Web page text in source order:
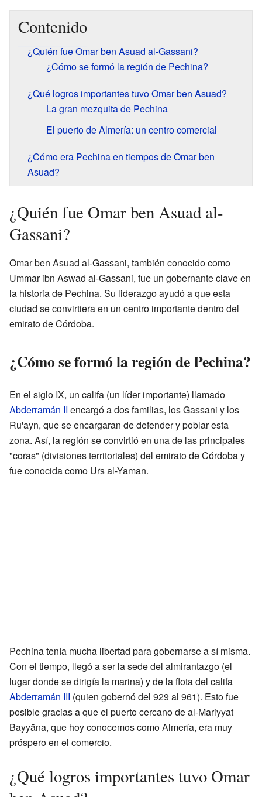
Contenido
¿Quién fue Omar ben Asuad al-Gassani?
¿Cómo se formó la región de Pechina?
¿Qué logros importantes tuvo Omar ben Asuad?
La gran mezquita de Pechina
El puerto de Almería: un centro comercial
¿Cómo era Pechina en tiempos de Omar ben
Asuad?
¿Quién fue Omar ben Asuad al-
Gassani?
Omar ben Asuad al-Gassani, también conocido como
Ummar ibn Aswad al-Gassani, fue un gobernante clave en
la historia de Pechina. Su liderazgo ayudó a que esta
ciudad se convirtiera en un centro importante dentro del
emirato de Córdoba.
¿Cómo se formó la región de Pechina?
En el siglo IX, un califa (un líder importante) llamado
Abderramán II encargó a dos familias, los Gassani y los
Ru'ayn, que se encargaran de defender y poblar esta
zona. Así, la región se convirtió en una de las principales
"coras" (divisiones territoriales) del emirato de Córdoba y
fue conocida como Urs al-Yaman.
Pechina tenía mucha libertad para gobernarse a sí misma.
Con el tiempo, llegó a ser la sede del almirantazgo (el
lugar donde se dirigía la marina) y de la flota del califa
Abderramán III (quien gobernó del 929 al 961). Esto fue
posible gracias a que el puerto cercano de al-Mariyyat
Bayyāna, que hoy conocemos como Almería, era muy
próspero en el comercio.
¿Qué logros importantes tuvo Omar